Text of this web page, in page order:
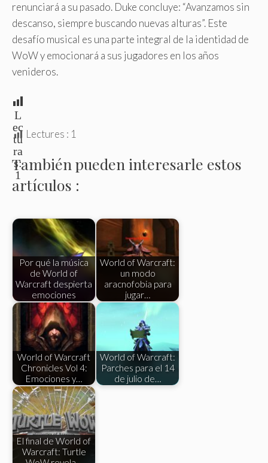
renunciará a su pasado. Duke concluye: “Avanzamos sin
descanso, siempre buscando nuevas alturas”. Este
desafío musical es una parte integral de la identidad de
WoW y emocionará a sus jugadores en los años
venideros.
L
ec
tu
ra
s:
1
Lectures : 1
También pueden interesarle estos
artículos :
Por qué la música
de World of
Warcraft despierta
emociones
World of Warcraft:
un modo
aracnofobia para
jugar…
World of Warcraft
Chronicles Vol 4:
Emociones y…
World of Warcraft:
Parches para el 14
de julio de…
El final de World of
Warcraft: Turtle